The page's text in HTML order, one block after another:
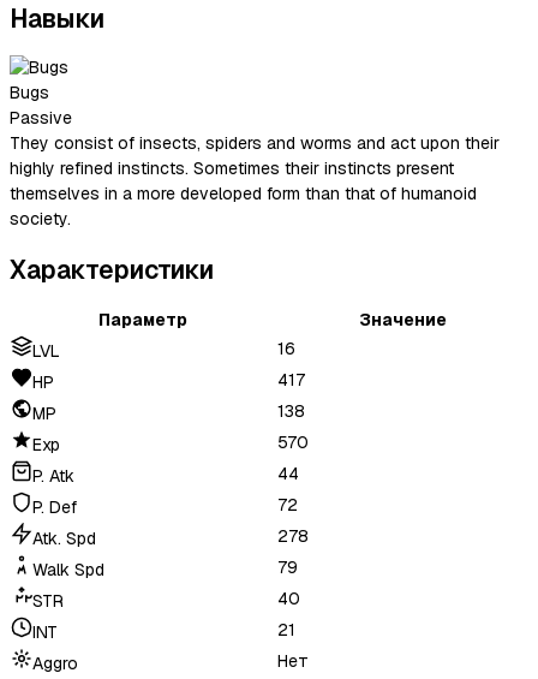
Навыки
Bugs
Passive
They consist of insects, spiders and worms and act upon their
highly refined instincts. Sometimes their instincts present
themselves in a more developed form than that of humanoid
society.
Характеристики
Параметр
Значение
LVL
16
HP
417
MP
138
Exp
570
P. Atk
44
P. Def
72
Atk. Spd
278
Walk Spd
79
STR
40
INT
21
Aggro
Нет